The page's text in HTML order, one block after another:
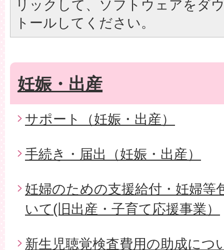
リックして、ソフトウェアをダ
トールしてください。
妊娠・出産
サポート（妊娠・出産）
手続き・届出（妊娠・出産）
妊婦のための支援給付・妊婦等
いて(旧出産・子育て応援事業）
新生児聴覚検査費用の助成につ